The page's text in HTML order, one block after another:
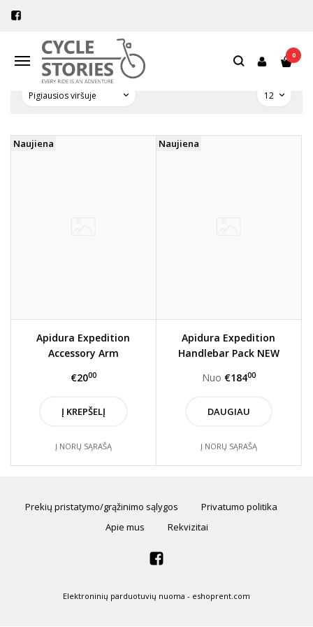
Navigacija
0
PREKIŲ PAIEŠKA - ACCESSORY ARM
Pagrindinis Prekių paieška
Naujiena
Apidura Expedition
Accessory Arm
€2000
Į KREPŠELĮ
Į NORŲ SĄRAŠĄ
Naujiena
Apidura Expedition
Handlebar Pack NEW
Nuo €18400
DAUGIAU
Į NORŲ SĄRAŠĄ
Prekių pristatymo/grąžinimo sąlygos
Privatumo politika
Apie mus
Rekvizitai
Elektroninių parduotuvių nuoma - eshoprent.com